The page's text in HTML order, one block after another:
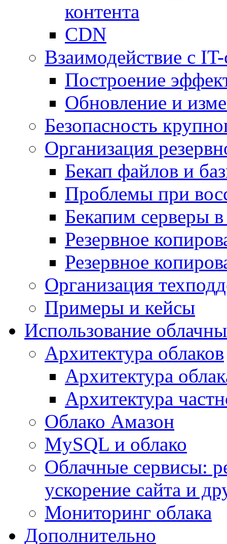
контента
CDN
Взаимодействие с
Построение
Обновление и
Безопасность
Организация
Бекап файлов и
Проблемы при
Бекапим серверы
Резервное
Резервное
Организация
Примеры и кейсы
Использование
Архитектура облаков
Архитектура
Архитектура
Облако Амазон
MySQL и облако
Облачные сервисы:
ускорение сайта и
Мониторинг облака
Дополнительно